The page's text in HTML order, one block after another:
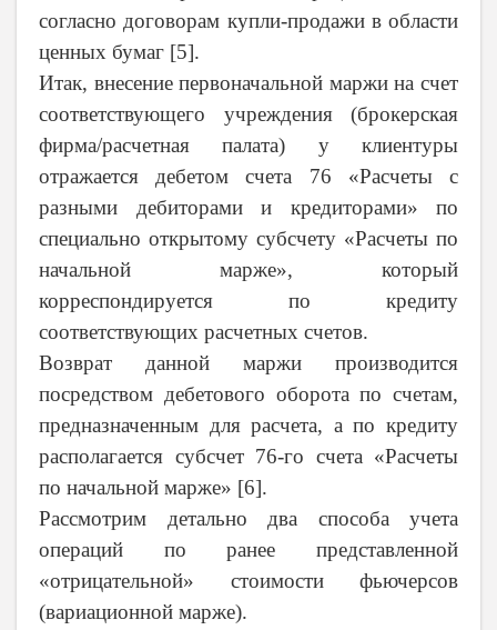
согласно договорам купли-продажи в области
ценных бумаг [5].
Итак, внесение первоначальной маржи на счет
соответствующего учреждения (брокерская
фирма/расчетная палата) у клиентуры
отражается дебетом счета 76 «Расчеты с
разными дебиторами и кредиторами» по
специально открытому субсчету «Расчеты по
начальной марже», который
корреспондируется по кредиту
соответствующих расчетных счетов.
Возврат данной маржи производится
посредством дебетового оборота по счетам,
предназначенным для расчета, а по кредиту
располагается субсчет 76-го счета «Расчеты
по начальной марже» [6].
Рассмотрим детально два способа учета
операций по ранее представленной
«отрицательной» стоимости фьючерсов
(вариационной марже).